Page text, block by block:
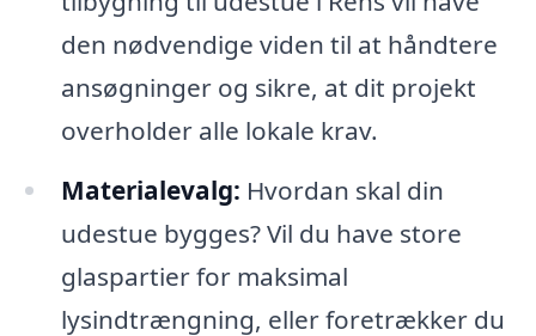
den nødvendige viden til at håndtere
ansøgninger og sikre, at dit projekt
overholder alle lokale krav.
Materialevalg: Hvordan skal din
udestue bygges? Vil du have store
glaspartier for maksimal
lysindtrængning, eller foretrækker du